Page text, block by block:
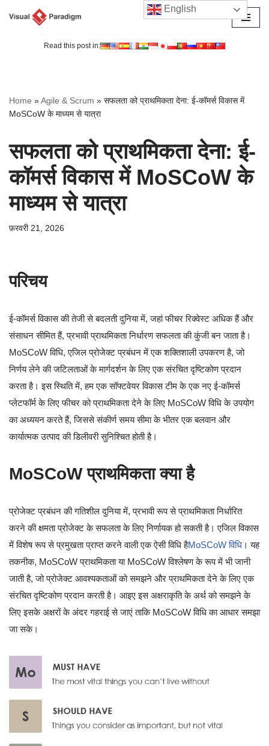
Read this post in:
Home »Agile & Scrum » सफलता को प्राथमिकता देना: ई-कॉमर्स विकास में
MoSCoW के माध्यम से यात्रा
सफलता को प्राथमिकता देना: ई-
कॉमर्स विकास में MoSCoW के
माध्यम से यात्रा
फ़रवरी 21, 2026
परिचय
ई-कॉमर्स विकास की तेजी से बदलती दुनिया में, जहां फीचर रिक्वेस्ट अधिक हैं और
संसाधन सीमित हैं, प्रभावी प्राथमिकता निर्धारण सफलता की कुंजी बन जाता है।
MoSCoW विधि, एजिल प्रोजेक्ट प्रबंधन में एक शक्तिशाली उपकरण है, जो
निर्णय लेने की जटिलताओं के मार्गदर्शन के लिए एक संरचित दृष्टिकोण प्रदान
करता है। इस स्थिति में, हम एक सॉफ्टवेयर विकास टीम के एक नए ई-कॉमर्स
प्लेटफॉर्म के लिए फीचर को प्राथमिकता देने के लिए MoSCoW विधि के उपयोग
का अध्ययन करते हैं, जिससे संकीर्ण समय सीमा के भीतर एक बलवान और
कार्यात्मक उत्पाद की डिलीवरी सुनिश्चित होती है।
MoSCoW प्राथमिकता क्या है
प्रोजेक्ट प्रबंधन की गतिशील दुनिया में, प्रभावी रूप से प्राथमिकता निर्धारित
करने की क्षमता प्रोजेक्ट के सफलता के लिए निर्णायक हो सकती है। एजिल विकास
में विशेष रूप से प्रमुखता प्राप्त करने वाली एक ऐसी विधि हैMoSCoW विधि । यह
तकनीक, MoSCoW प्राथमिकता या MoSCoW विश्लेषण के रूप में भी जानी
जाती है, जो प्रोजेक्ट आवश्यकताओं को समझने और प्राथमिकता देने के लिए एक
संरचित दृष्टिकोण प्रदान करती है। आइए इस अक्षराकृति के अर्थ को समझने के
लिए इसके अक्षरों के अंदर गहराई से जाएं ताकि MoSCoW विधि का आधार समझा
जा सके।
English